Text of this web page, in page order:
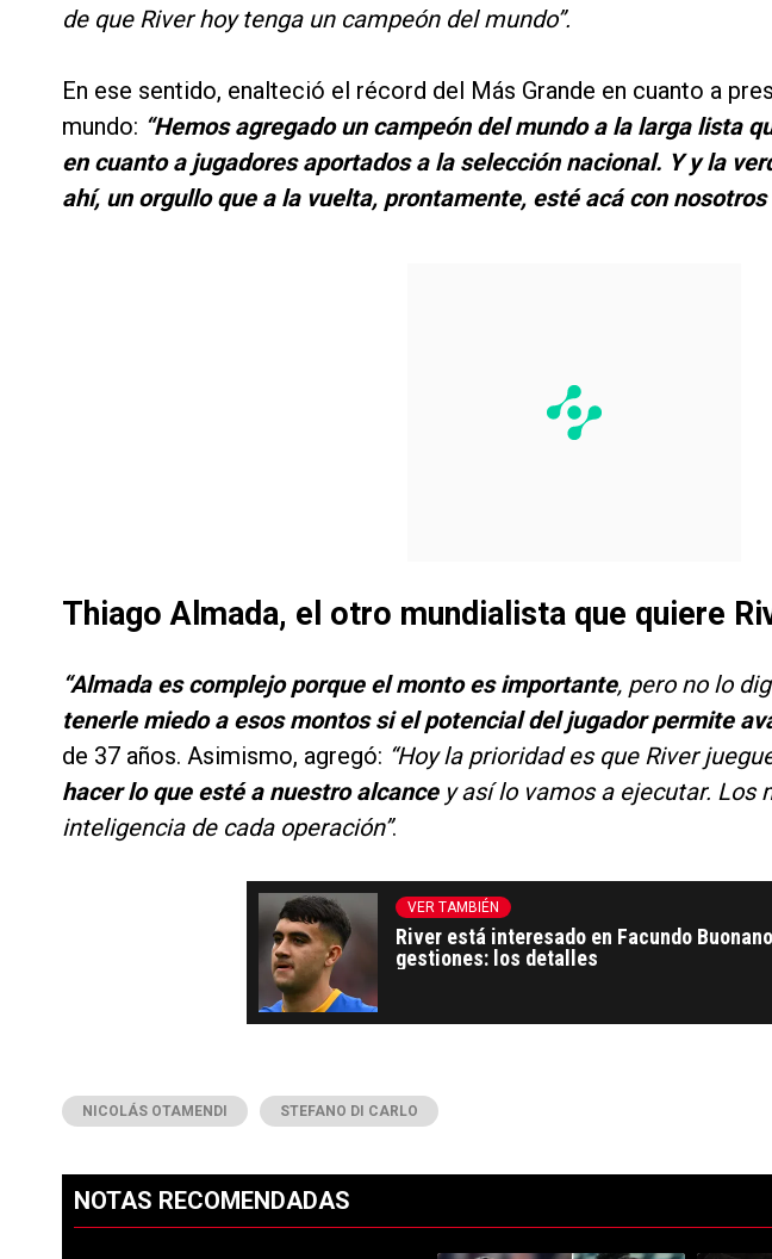
de que River hoy tenga un campeón del mundo”.
En ese sentido, enalteció el récord del Más Grande en cuanto a
mundo: “Hemos agregado un campeón del mundo a la larga lista
en cuanto a jugadores aportados a la selección nacional. Y y la
ahí, un orgullo que a la vuelta, prontamente, esté acá con nosotros
Thiago Almada, el otro mundialista que quiere
“Almada es complejo porque el monto es importante, pero no lo
tenerle miedo a esos montos si el potencial del jugador permite
de 37 años. Asimismo, agregó: “Hoy la prioridad es que River
hacer lo que esté a nuestro alcancey así lo vamos a ejecutar. Los
inteligencia de cada operación”.
VER TAMBIÉN
River está interesado en Facundo
gestiones: los detalles
NICOLÁS OTAMENDI STEFANO DI CARLO
NOTAS RECOMENDADAS